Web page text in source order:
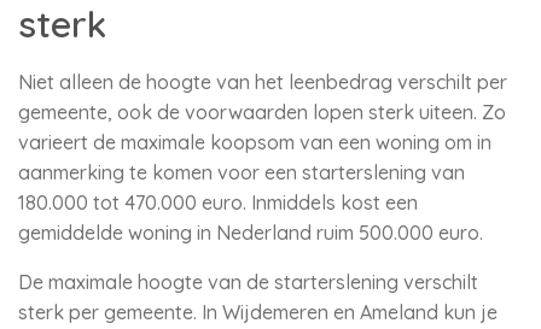
sterk
Niet alleen de hoogte van het leenbedrag verschilt per
gemeente, ook de voorwaarden lopen sterk uiteen. Zo
varieert de maximale koopsom van een woning om in
aanmerking te komen voor een starterslening van
180.000 tot 470.000 euro. Inmiddels kost een
gemiddelde woning in Nederland ruim 500.000 euro.
De maximale hoogte van de starterslening verschilt
sterk per gemeente. In Wijdemeren en Ameland kun je